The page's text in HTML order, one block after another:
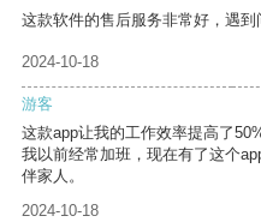
这款软件的售后服务非常好，遇到
2024-10-18
游客
这款app让我的工作效率提高了
我以前经常加班，现在有了这个
伴家人。
2024-10-18